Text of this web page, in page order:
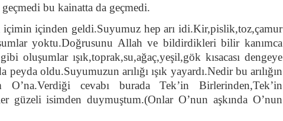
bu kainatta da geçmedi.
içimin içinden geldi.Suyumuz hep arı idi.Kir,pislik,toz,çamur
yoktu.Doğrusunu Allah ve bildirdikleri bilir kanımca
oluşumlar ışık,toprak,su,ağaç,yeşil,gök kısacası dengeye
peyda oldu.Suyumuzun arılığı ışık yayardı.Nedir bu arılığın
O’na.Verdiği cevabı burada Tek’in Birlerinden,Tek’in
isimden duymuştum.(Onlar O’nun aşkında O’nun